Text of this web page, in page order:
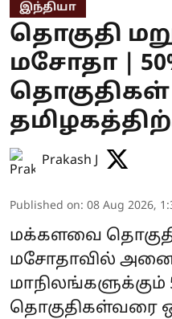
இந்தியா
தொகுதி
மசோதா |
தொகுதிகள்
Prakash J
Published on: 08 Aug 2026,
மக்களவை
மசோதாவில்
மாநிலங்களுக்கும்
தொகுதிகள்வரை